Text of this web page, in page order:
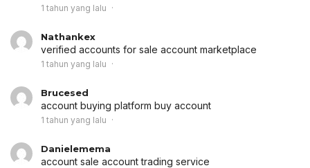
1 tahun yang lalu
Nathankex
verified accounts for sale account marketplace
1 tahun yang lalu
Brucesed
account buying platform buy account
1 tahun yang lalu
Danielemema
account sale account trading service